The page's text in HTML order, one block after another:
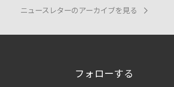
ニュースレターのアーカイブを見る
フォローする